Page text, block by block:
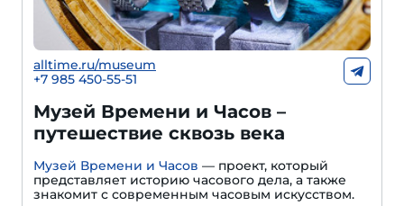
alltime.ru/museum
+7 985 450-55-51
Музей Времени и Часов –
путешествие сквозь века
Музей Времени и Часов — проект, который
представляет историю часового дела, а также
знакомит с современным часовым искусством.